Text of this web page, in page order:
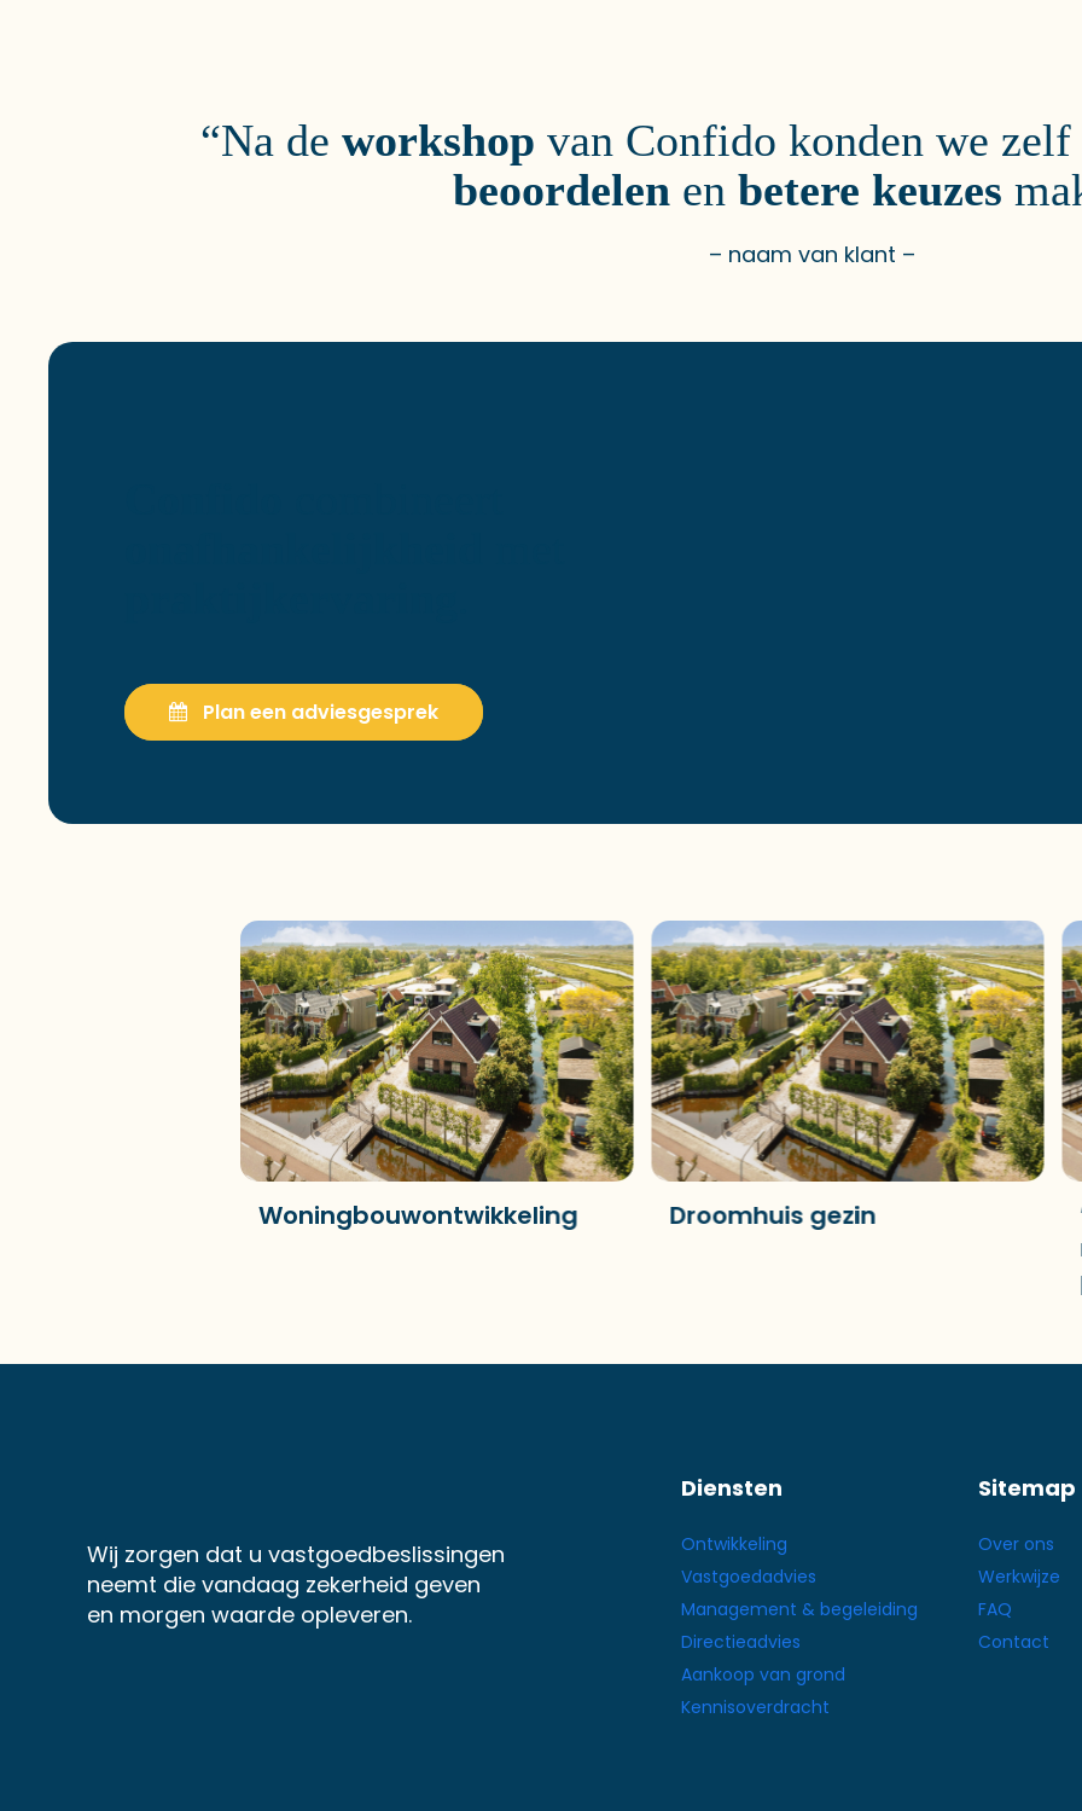
“Na de workshop van Confido konden we zelf
beoordelen en betere keuzes
– naam van klant –
Plan een adviesgesprek
Woningbouwontwikkeling Droomhuis gezin
Wij zorgen dat u vastgoedbeslissingen
neemt die vandaag zekerheid geven
en morgen waarde opleveren.
Diensten
Ontwikkeling
Vastgoedadvies
Management & begeleiding
Directieadvies
Aankoop van grond
Kennisoverdracht
Sitemap
Over ons
Werkwijze
FAQ
Contact